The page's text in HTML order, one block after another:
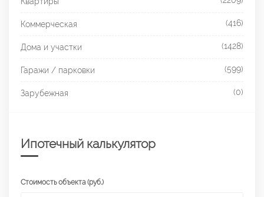
Коммерческая (416)
Дома и участки (1428)
Гаражи / парковки (599)
Зарубежная (0)
Ипотечный калькулятор
Стоимость объекта (руб.)